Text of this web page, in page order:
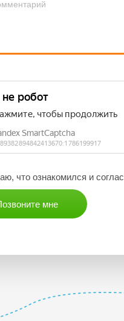
что ознакомился и
мне